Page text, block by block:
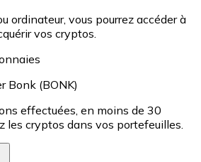
ordinateur, vous pourrez accéder à
vos cryptos.
Bonk (BONK)
effectuées, en moins de 30
les cryptos dans vos portefeuilles.